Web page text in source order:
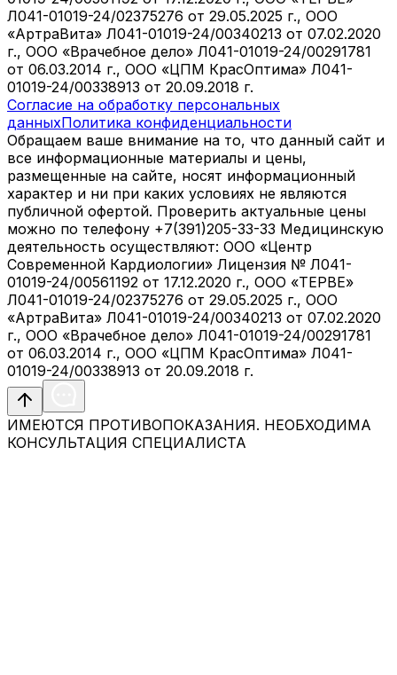
Л041-01019-24/02375276 от 29.05.2025 г., ООО
«АртраВита» Л041-01019-24/00340213 от 07.02.2020
г., ООО «Врачебное дело» Л041-01019-24/00291781
от 06.03.2014 г., ООО «ЦПМ КрасОптима» Л041-
01019-24/00338913 от 20.09.2018 г.
Согласие на обработку персональных
данныхПолитика конфиденциальности
Обращаем ваше внимание на то, что данный сайт и
все информационные материалы и цены,
размещенные на сайте, носят информационный
характер и ни при каких условиях не являются
публичной офертой. Проверить актуальные цены
можно по телефону +7(391)205-33-33 Медицинскую
деятельность осуществляют: ООО «Центр
Современной Кардиологии» Лицензия № Л041-
01019-24/00561192 от 17.12.2020 г., ООО «ТЕРВЕ»
Л041-01019-24/02375276 от 29.05.2025 г., ООО
«АртраВита» Л041-01019-24/00340213 от 07.02.2020
г., ООО «Врачебное дело» Л041-01019-24/00291781
от 06.03.2014 г., ООО «ЦПМ КрасОптима» Л041-
01019-24/00338913 от 20.09.2018 г.
ИМЕЮТСЯ ПРОТИВОПОКАЗАНИЯ. НЕОБХОДИМА
КОНСУЛЬТАЦИЯ СПЕЦИАЛИСТА